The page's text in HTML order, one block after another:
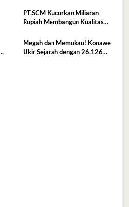
XXXI Sultra 2026
PT.SCM Kucurkan Miliaran
Rupiah Membangun Kualitas
Megah dan Memukau! Konawe
Ukir Sejarah dengan 26.126